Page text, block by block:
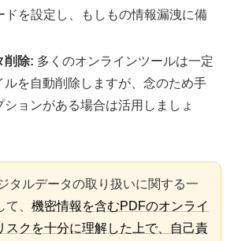
ドを設定し、もしもの情報漏洩に備
削除: 多くのオンラインツールは一定
ルを自動削除しますが、念のため手
ョンがある場合は活用しましょ
タルデータの取り扱いに関する一
、 機密情報を含むPDFのオンライ
スクを十分に理解した上で、自己責